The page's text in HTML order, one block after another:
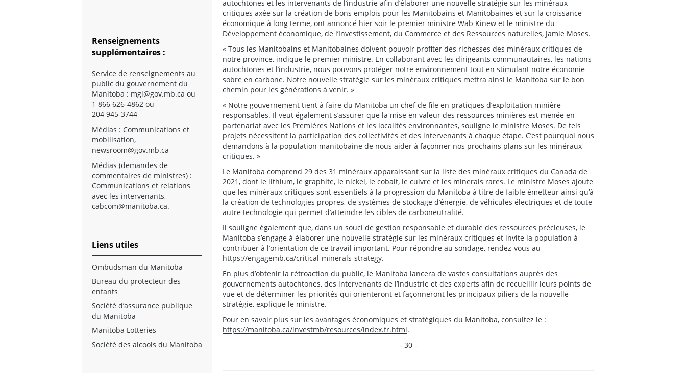
autochtones et les intervenants de l’industrie afin d’élaborer une nouvelle stratégie sur les minéraux
critiques axée sur la création de bons emplois pour les Manitobains et Manitobaines et sur la croissance
économique à long terme, ont annoncé hier soir le premier ministre Wab Kinew et le ministre du
Développement économique, de l’Investissement, du Commerce et des Ressources naturelles, Jamie Moses.
« Tous les Manitobains et Manitobaines doivent pouvoir profiter des richesses des minéraux critiques de
notre province, indique le premier ministre. En collaborant avec les dirigeants communautaires, les nations
autochtones et l’industrie, nous pouvons protéger notre environnement tout en stimulant notre économie
sobre en carbone. Notre nouvelle stratégie sur les minéraux critiques mettra ainsi le Manitoba sur le bon
chemin pour les générations à venir. »
« Notre gouvernement tient à faire du Manitoba un chef de file en pratiques d’exploitation minière
responsables. Il veut également s’assurer que la mise en valeur des ressources minières est menée en
partenariat avec les Premières Nations et les localités environnantes, souligne le ministre Moses. De tels
projets nécessitent la participation des collectivités et des intervenants à chaque étape. C’est pourquoi nous
demandons à la population manitobaine de nous aider à façonner nos prochains plans sur les minéraux
critiques. »
Le Manitoba comprend 29 des 31 minéraux apparaissant sur la liste des minéraux critiques du Canada de
2021, dont le lithium, le graphite, le nickel, le cobalt, le cuivre et les minerais rares. Le ministre Moses ajoute
que les minéraux critiques sont essentiels à la progression du Manitoba à titre de faible émetteur ainsi qu’à
la création de technologies propres, de systèmes de stockage d’énergie, de véhicules électriques et de toute
autre technologie qui permet d’atteindre les cibles de carboneutralité.
Il souligne également que, dans un souci de gestion responsable et durable des ressources précieuses, le
Manitoba s’engage à élaborer une nouvelle stratégie sur les minéraux critiques et invite la population à
contribuer à l’orientation de ce travail important. Pour répondre au sondage, rendez-vous au
https://engagemb.ca/critical-minerals-strategy.
En plus d’obtenir la rétroaction du public, le Manitoba lancera de vastes consultations auprès des
gouvernements autochtones, des intervenants de l’industrie et des experts afin de recueillir leurs points de
vue et de déterminer les priorités qui orienteront et façonneront les principaux piliers de la nouvelle
stratégie, explique le ministre.
Pour en savoir plus sur les avantages économiques et stratégiques du Manitoba, consultez le :
https://manitoba.ca/investmb/resources/index.fr.html.
– 30 –
Renseignements
supplémentaires :
Service de renseignements au
public du gouvernement du
Manitoba : mgi@gov.mb.ca ou
1 866 626-4862 ou
204 945-3744
Médias : Communications et
mobilisation,
newsroom@gov.mb.ca
Médias (demandes de
commentaires de ministres) :
Communications et relations
avec les intervenants,
cabcom@manitoba.ca.
Liens utiles
Ombudsman du Manitoba
Bureau du protecteur des
enfants
Société d’assurance publique
du Manitoba
Manitoba Lotteries
Société des alcools du Manitoba